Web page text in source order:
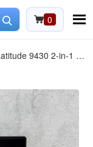
0
9430 2-in-1
99%